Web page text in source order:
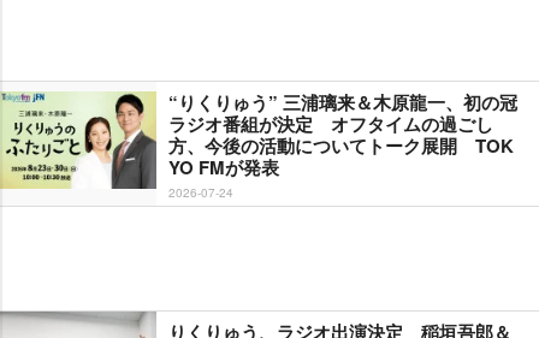
“りくりゅう” 三浦璃来＆木原龍一、初の冠
ラジオ番組が決定 オフタイムの過ごし
方、今後の活動についてトーク展開 TOK
YO FMが発表
2026-07-24
りくりゅう、ラジオ出演決定 稲垣吾郎＆